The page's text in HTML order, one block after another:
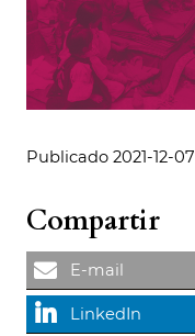
Publicado 2021-12-07
Compartir